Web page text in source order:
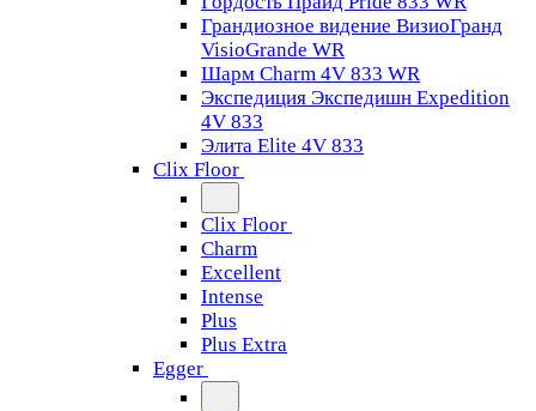
Грандиозное видение ВизиоГранд
VisioGrande WR
Шарм Charm 4V 833 WR
Экспедиция Экспедишн Expedition
4V 833
Элита Elite 4V 833
Clix Floor
Clix Floor
Charm
Excellent
Intense
Plus
Plus Extra
Egger